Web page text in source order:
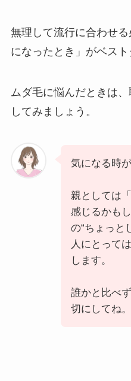
無理して流行に合わせ
になったとき」がベスト
ムダ毛に悩んだときは
してみましょう。
気になる時
親としては
感じるかも
の“ちょっと
人にとって
します。
誰かと比べ
切にしてね。